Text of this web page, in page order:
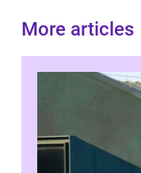
More articles